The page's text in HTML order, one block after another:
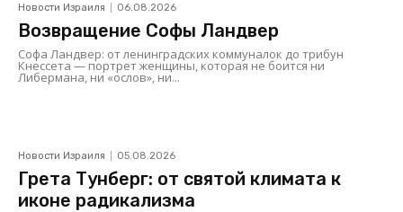
Новости Израиля 06.08.2026
Возвращение Софы Ландвер
Софа Ландвер: от ленинградских коммуналок до трибун
Кнессета — портрет женщины, которая не боится ни
Либермана, ни «ослов», ни...
Новости Израиля 05.08.2026
Грета Тунберг: от святой климата к
иконе радикализма